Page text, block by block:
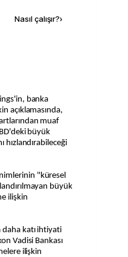
Nasıl çalışır?›
banka
açıklamasında,
muaf
büyük
hızlandırabileceği
"küresel
büyük
ilişkin
katı ihtiyati
Vadisi Bankası
ilişkin